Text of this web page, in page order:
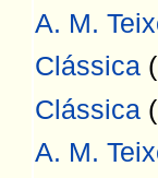
A. M.
Clássica (
Clássica (
A. M.